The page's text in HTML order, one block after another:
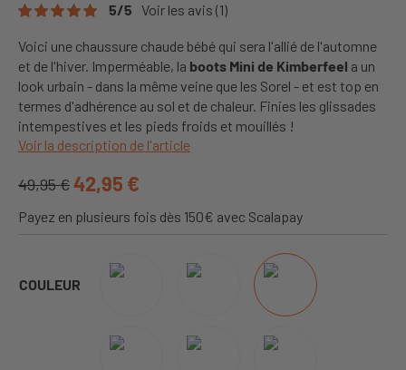
5/5 Voir les avis (1)
Voici une chaussure chaude bébé qui sera l'allié de l'automne
et de l'hiver. Imperméable, la boots Mini de Kimberfeel a un
look urbain - dans la même veine que les Sorel - et est top en
termes d'adhérence au sol et de chaleur. Finies les glissades
intempestives et les pieds froids et mouillés !
Voir la description de l'article
49,95 €42,95 €
Payez en plusieurs fois dès 150€ avec Scalapay
COULEUR